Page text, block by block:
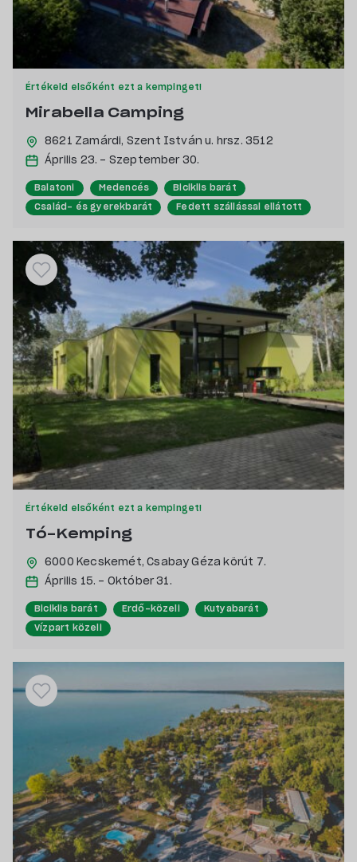
Értékeld elsőként ezt a kempinget!
Mirabella Camping
8621 Zamárdi, Szent István u. hrsz. 3512
Április 23. - Szeptember 30.
Balatoni Medencés Biciklis barát
Család- és gyerekbarát Fedett szállással ellátott
Saját stranddal rendelkező
Értékeld elsőként ezt a kempinget!
Tó-Kemping
6000 Kecskemét,Csabay Géza körút 7.
Április 15. - Október 31.
Biciklis barát Erdő-közeli Kutyabarát
Vízpart közeli